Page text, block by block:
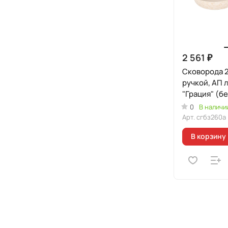
2 561 ₽
Сковорода
ручкой, АП
"Грация"
0
В
Арт. сгбз260а
В корзину